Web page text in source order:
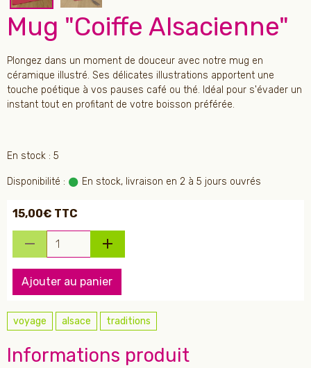
Mug "Coiffe Alsacienne"
Plongez dans un moment de douceur avec notre mug en
céramique illustré. Ses délicates illustrations apportent une
touche poétique à vos pauses café ou thé. Idéal pour s'évader un
instant tout en profitant de votre boisson préférée.
En stock : 5
Disponibilité : En stock, livraison en 2 à 5 jours ouvrés
15,00€ TTC
Ajouter au panier
voyage alsace traditions
Informations produit